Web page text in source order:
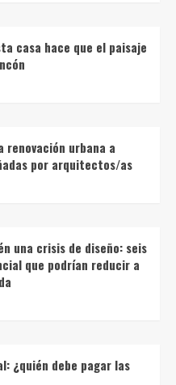
casa hace que el paisaje
renovación urbana a
por arquitectos/as
una crisis de diseño: seis
que podrían reducir a
¿quién debe pagar las